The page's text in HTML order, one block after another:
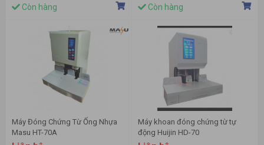
Còn hàng Còn hàng
Máy Đóng Chứng Từ Ống Nhựa
Masu HT-70A
Máy khoan đóng chứng từ tự
động Huijin HD-70